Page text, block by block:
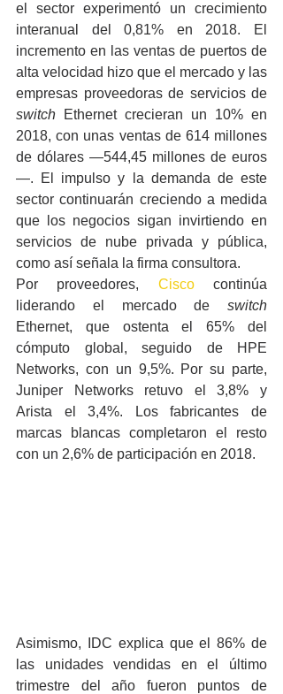
el sector experimentó un crecimiento
interanual del 0,81% en 2018. El
incremento en las ventas de puertos de
alta velocidad hizo que el mercado y las
switch Ethernet crecieran un 10% en
2018, con unas ventas de 614 millones
de dólares —544,45 millones de euros
—. El impulso y la demanda de este
sector continuarán creciendo a medida
que los negocios sigan invirtiendo en
servicios de nube privada y pública,
como así señala la firma consultora.
Por proveedores, Cisco continúa
liderando el mercado de switch
Ethernet, que ostenta el 65% del
cómputo global, seguido de HPE
Networks, con un 9,5%. Por su parte,
Juniper Networks retuvo el 3,8% y
Arista el 3,4%. Los fabricantes de
marcas blancas completaron el resto
con un 2,6% de participación en 2018.
Asimismo, IDC explica que el 86% de
las unidades vendidas en el último
trimestre del año fueron puntos de